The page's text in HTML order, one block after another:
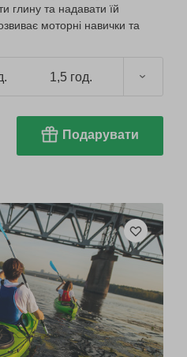
глину та надавати їй
моторні навички та
1,5 год.
Подарувати